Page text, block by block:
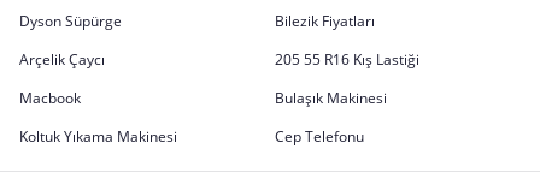
Dyson Süpürge
Bilezik Fiyatları
Arçelik Çaycı
205 55 R16 Kış Lastiği
Macbook
Bulaşık Makinesi
Koltuk Yıkama Makinesi
Cep Telefonu